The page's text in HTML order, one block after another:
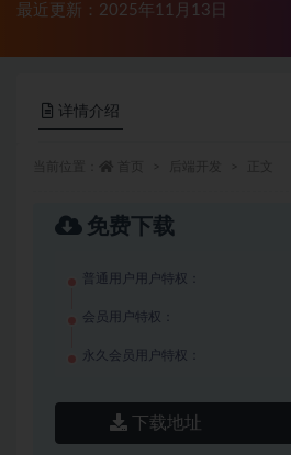
最近更新：2025年11月13日
详情介绍
免费下载
普通用户用户特权：
会员用户特权：
永久会员用户特权：
下载地址